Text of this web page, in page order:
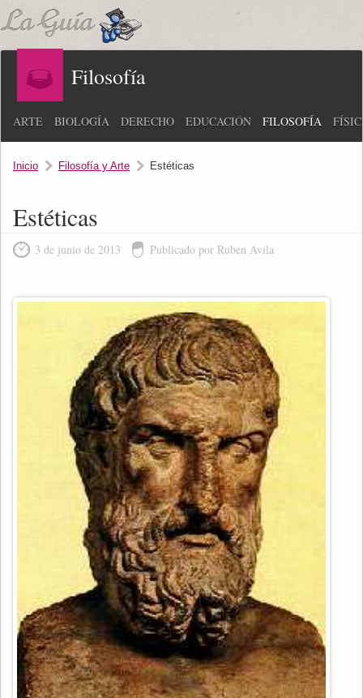
Filosofía
ARTE BIOLOGÍA DERECHO EDUCACIÓN FILOSOFÍA
Inicio Filosofía y Arte Estéticas
Estéticas
3 de junio de 2013 Publicado por Ruben Avila